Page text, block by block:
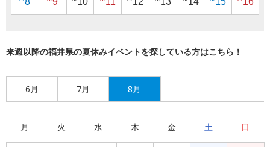
来週以降の福井県の夏休みイベントを探している方はこちら！
6月 7月 8月
月 火 水 木 金 土 日